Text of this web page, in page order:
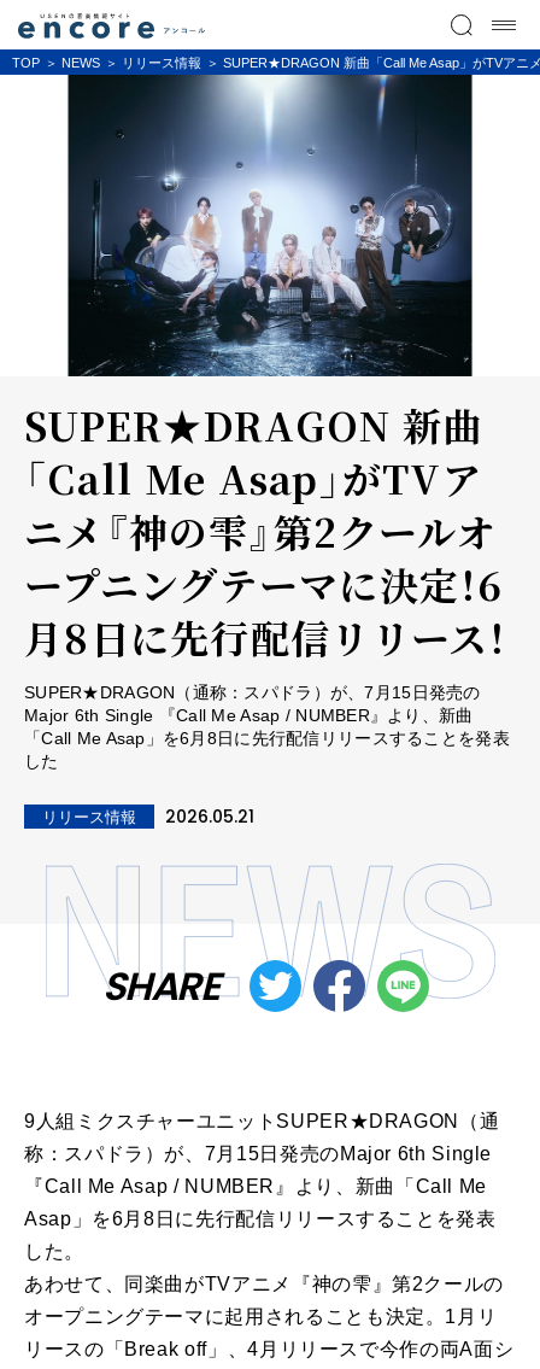
TOP NEWS リリース情報 SUPER★DRAGON 新曲「Call Me Asap」がTVアニ
SUPER★DRAGON 新曲
「Call Me Asap」がTVア
ニメ『神の雫』第2クールオ
ープニングテーマに決定！6
月8日に先行配信リリース！
SUPER★DRAGON（通称：スパドラ）が、7月15日発売の
Major 6th Single 『Call Me Asap / NUMBER』より、新曲
「Call Me Asap」を6月8日に先行配信リリースすることを発表
した
リリース情報 2026.05.21
SHARE
9人組ミクスチャーユニットSUPER★DRAGON（通
称：スパドラ）が、7月15日発売のMajor 6th Single
『Call Me Asap / NUMBER』より、新曲「Call Me
Asap」を6月8日に先行配信リリースすることを発表
した。
あわせて、同楽曲がTVアニメ『神の雫』第2クールの
オープニングテーマに起用されることも決定。1月リ
リースの「Break off」、4月リリースで今作の両A面シ